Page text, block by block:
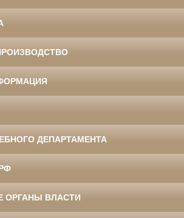
ДЕПАРТАМЕНТА
ОРГАНЫ ВЛАСТИ